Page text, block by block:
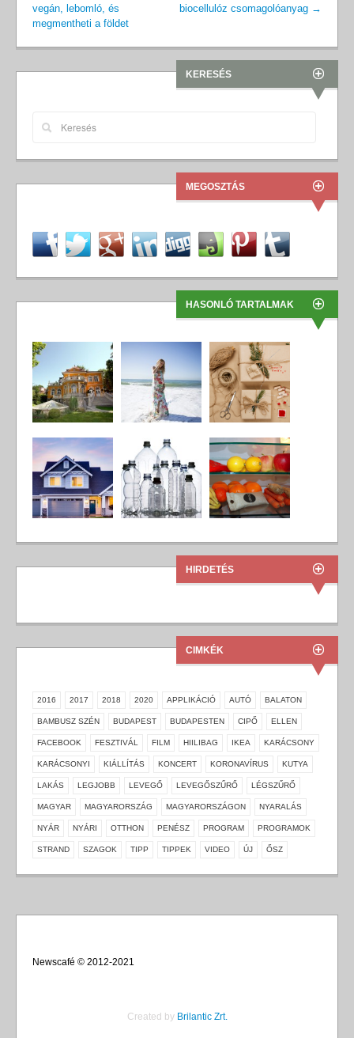
vegán, lebomló, és
megmentheti a földet
biocellulóz csomagolóanyag →
KERESÉS
MEGOSZTÁS
HASONLÓ TARTALMAK
HIRDETÉS
CIMKÉK
2016 2017 2018 2020 APPLIKÁCIÓ AUTÓ BALATON
BAMBUSZ SZÉN BUDAPEST BUDAPESTEN CIPŐ ELLEN
FACEBOOK FESZTIVÁL FILM HIILIBAG IKEA KARÁCSONY
KARÁCSONYI KIÁLLÍTÁS KONCERT KORONAVÍRUS KUTYA
LAKÁS LEGJOBB LEVEGŐ LEVEGŐSZŰRŐ LÉGSZŰRŐ
MAGYAR MAGYARORSZÁG MAGYARORSZÁGON NYARALÁS
NYÁR NYÁRI OTTHON PENÉSZ PROGRAM PROGRAMOK
STRAND SZAGOK TIPP TIPPEK VIDEO ÚJ ŐSZ
Newscafé © 2012-2021
Created by Brilantic Zrt.